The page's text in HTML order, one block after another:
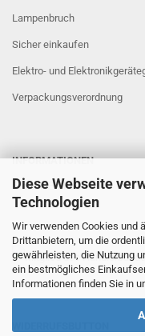
Diese Webseite
Technologien
Wir verwenden Cookies und
Drittanbietern, um die
gewährleisten, die Nutzung
ein bestmögliches
Informationen finden Sie in
Lampenbruch
Sicher einkaufen
Elektro- und
Verpackungsverordnung
INFORMATIONEN
Sicher Einkaufen